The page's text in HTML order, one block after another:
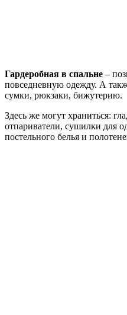
Гардеробная в спальне –
повседневную одежду. А
сумки, рюкзаки, бижутерию.
Здесь же могут храниться:
отпариватели, сушилки для
постельного белья и